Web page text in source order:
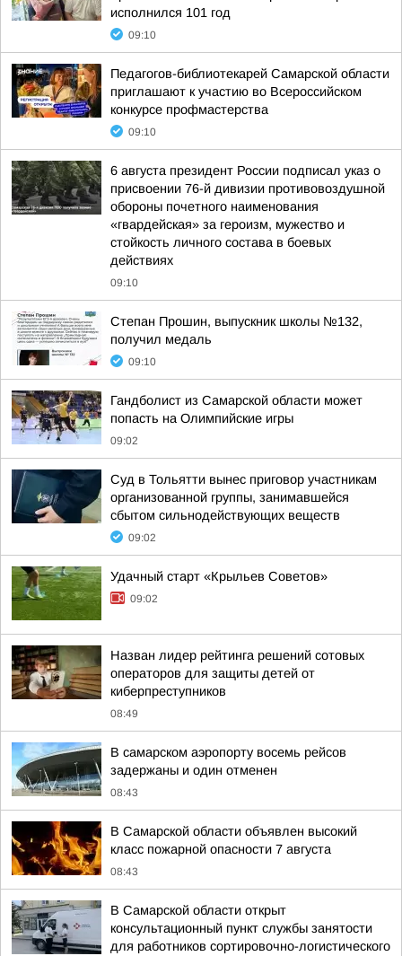
исполнился 101 год
09:10
Педагогов-библиотекарей Самарской области
приглашают к участию во Всероссийском
конкурсе профмастерства
09:10
6 августа президент России подписал указ о
присвоении 76-й дивизии противовоздушной
обороны почетного наименования
«гвардейская» за героизм, мужество и
стойкость личного состава в боевых
действиях
09:10
Степан Прошин, выпускник школы №132,
получил медаль
09:10
Гандболист из Самарской области может
попасть на Олимпийские игры
09:02
Суд в Тольятти вынес приговор участникам
организованной группы, занимавшейся
сбытом сильнодействующих веществ
09:02
Удачный старт «Крыльев Советов»
09:02
Назван лидер рейтинга решений сотовых
операторов для защиты детей от
киберпреступников
08:49
В самарском аэропорту восемь рейсов
задержаны и один отменен
08:43
В Самарской области объявлен высокий
класс пожарной опасности 7 августа
08:43
В Самарской области открыт
консультационный пункт службы занятости
для работников сортировочно-логистического